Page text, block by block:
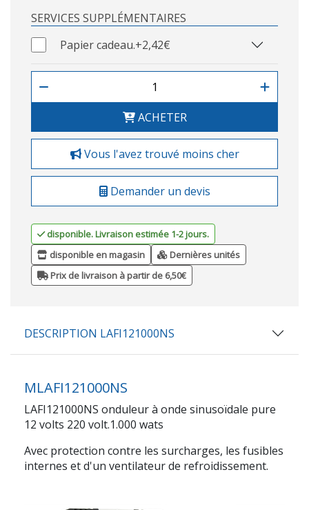
SERVICES SUPPLÉMENTAIRES
Papier cadeau.+2,42€
ACHETER
Vous l'avez trouvé moins cher
Demander un devis
disponible. Livraison estimée 1-2 jours.
disponible en magasin
Dernières unités
Prix de livraison à partir de 6,50€
DESCRIPTION LAFI121000NS
MLAFI121000NS
LAFI121000NS onduleur à onde sinusoïdale pure
12 volts 220 volt.1.000 wats
Avec protection contre les surcharges, les fusibles
internes et d'un ventilateur de refroidissement.